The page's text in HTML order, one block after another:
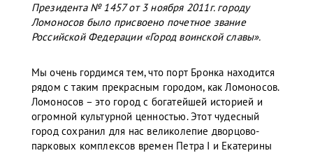
Президента № 1457 от 3 ноября 2011г. городу
Ломоносов было присвоено почетное звание
Российской Федерации «Город воинской славы».
Мы очень гордимся тем, что порт Бронка находится
рядом с таким прекрасным городом, как Ломоносов.
Ломоносов – это город с богатейшей историей и
огромной культурной ценностью. Этот чудесный
город сохранил для нас великолепие дворцово-
парковых комплексов времен Петра I и Екатерины